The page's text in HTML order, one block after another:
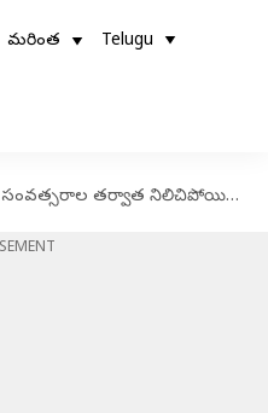
మరింత Telugu
తర్వాత నిలిచిపోయిన నాసా జియోటైల్ మిషన్